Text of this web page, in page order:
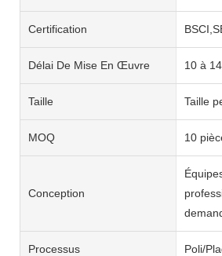
Certification
Délai De Mise En Œuvre 10 à
Taille Taille
MOQ 10
Conception
Processus Poli/